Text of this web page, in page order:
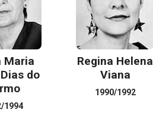
Maria
do
1994
Regina Helena
Viana
1990/1992